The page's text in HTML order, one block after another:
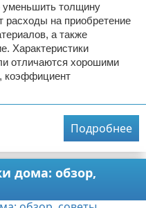
уменьшить толщину
расходы на приобретение
а также
Характеристики
отличаются хорошими
коэффициент
Подробнее
дома: обзор,